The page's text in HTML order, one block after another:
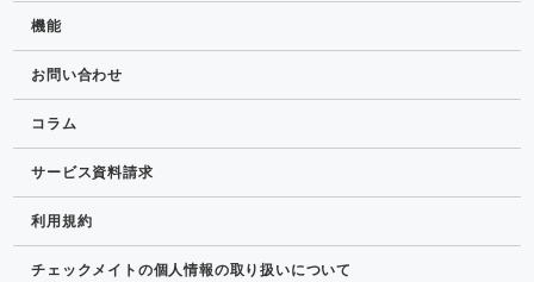
機能
お問い合わせ
コラム
サービス資料請求
利用規約
チェックメイトの個人情報の取り扱いについて